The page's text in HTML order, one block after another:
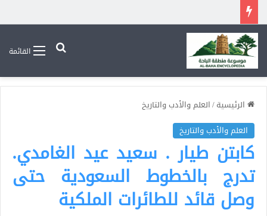
القائمةبحث عن
الرئيسية/العلم والأدب والتاريخ
العلم والأدب والتاريخ
كابتن طيار . سعيد عيد الغامدي.
تدرج بالخطوط السعودية حتى
وصل قائد للطائرات الملكية